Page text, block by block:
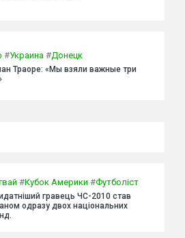
#Украина #Донецк
Траоре: «Мы взяли важные три
#Кубок Америки #Футболіст
гравець ЧС-2010 став
одразу двох національних